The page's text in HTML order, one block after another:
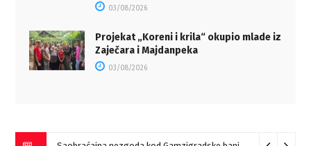
03/08/2026
Projekat „Koreni i krila“ okupio mlade iz
Zaječara i Majdanpeka
03/08/2026